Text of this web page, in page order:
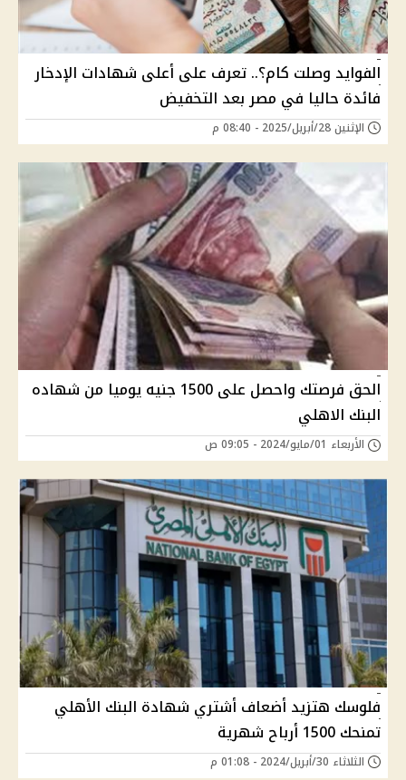
الفوايد وصلت كام؟.. تعرف على أعلى شهادات الإدخار
فائدة حاليا في مصر بعد التخفيض
الإثنين 28/أبريل/2025 - 08:40 م
الحق فرصتك واحصل على 1500 جنيه يوميا من شهاده
البنك الاهلي
الأربعاء 01/مايو/2024 - 09:05 ص
فلوسك هتزيد أضعاف أشتري شهادة البنك الأهلي
تمنحك 1500 أرباح شهرية
الثلاثاء 30/أبريل/2024 - 01:08 م